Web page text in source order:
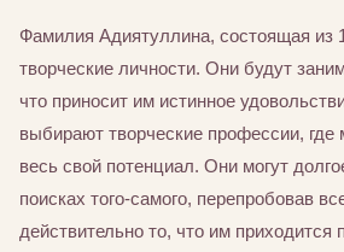
Фамилия Адиятуллина, состоящая из
творческие личности. Они будут
что приносит им истинное
выбирают творческие профессии, где
весь свой потенциал. Они могут
поисках того-самого, перепробовав
действительно то, что им приходится